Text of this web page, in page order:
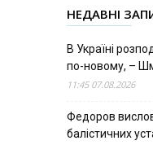
НЕДАВНІ
В Україні
по-новому, –
11:45 07.08.2026
Федоров
балістичних